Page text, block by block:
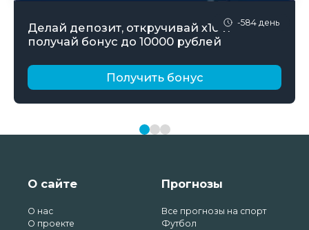
-584 день
Делай депозит, откручивай х10 и
получай бонус до 10000 рублей
Получить бонус
О сайте
О нас
О проекте
Прогнозы
Все прогнозы на спорт
Футбол